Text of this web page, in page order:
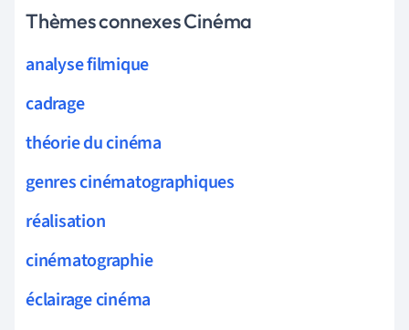
Thèmes connexes Cinéma
analyse filmique
cadrage
théorie du cinéma
genres cinématographiques
réalisation
cinématographie
éclairage cinéma